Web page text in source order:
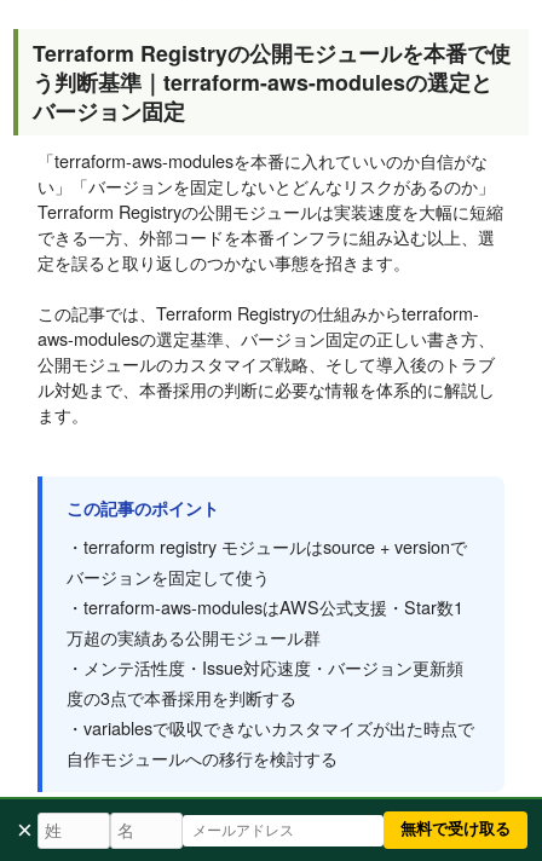
Terraform Registryの公開モジュールを本番で使
う判断基準｜terraform-aws-modulesの選定と
バージョン固定
「terraform-aws-modulesを本番に入れていいのか自信がな
い」「バージョンを固定しないとどんなリスクがあるのか」
Terraform Registryの公開モジュールは実装速度を大幅に短縮
できる一方、外部コードを本番インフラに組み込む以上、選
定を誤ると取り返しのつかない事態を招きます。
この記事では、Terraform Registryの仕組みからterraform-
aws-modulesの選定基準、バージョン固定の正しい書き方、
公開モジュールのカスタマイズ戦略、そして導入後のトラブ
ル対処まで、本番採用の判断に必要な情報を体系的に解説し
ます。
この記事のポイント
・terraform registry モジュールはsource + versionで
バージョンを固定して使う
・terraform-aws-modulesはAWS公式支援・Star数1
万超の実績ある公開モジュール群
・メンテ活性度・Issue対応速度・バージョン更新頻
度の3点で本番採用を判断する
・variablesで吸収できないカスタマイズが出た時点で
自作モジュールへの移行を検討する
続きを読む "Terraform Registryの公開モジュールを本番で使
う判断基準｜terraform-aws-modulesの選定とバージョン固
× 無料で受け取る